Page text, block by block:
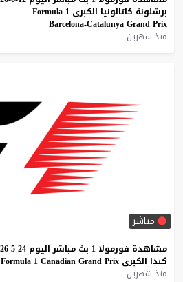
برشلونة كاتالونيا الكبرى Formula 1
Barcelona-Catalunya Grand Prix
منذ شهرين
مباشر
مشاهدة فورمولا 1 بث مباشر اليوم 24-5-2026
كندا الكبرى Formula 1 Canadian Grand Prix
منذ شهرين